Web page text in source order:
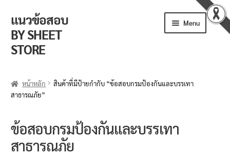
Skip
to
navigation
Skip
to
content
แนวข้อสอบ
BY SHEET
STORE
Menu
ตะกร้าสินค้า
แจ้งชำระเงิน
หน้าหลัก
สินค้าที่มีป้ายกำกับ “ข้อสอบกรมป้องกันและบรรเทา
สาธารณภัย”
ข้อสอบกรมป้องกันและบรรเทา
สาธารณภัย